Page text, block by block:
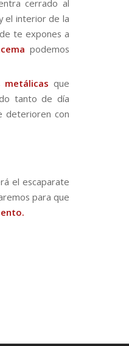
cerrado al
el interior de la
te expones a
podemos
que
tanto de día
deterioren con
el escaparate
para que